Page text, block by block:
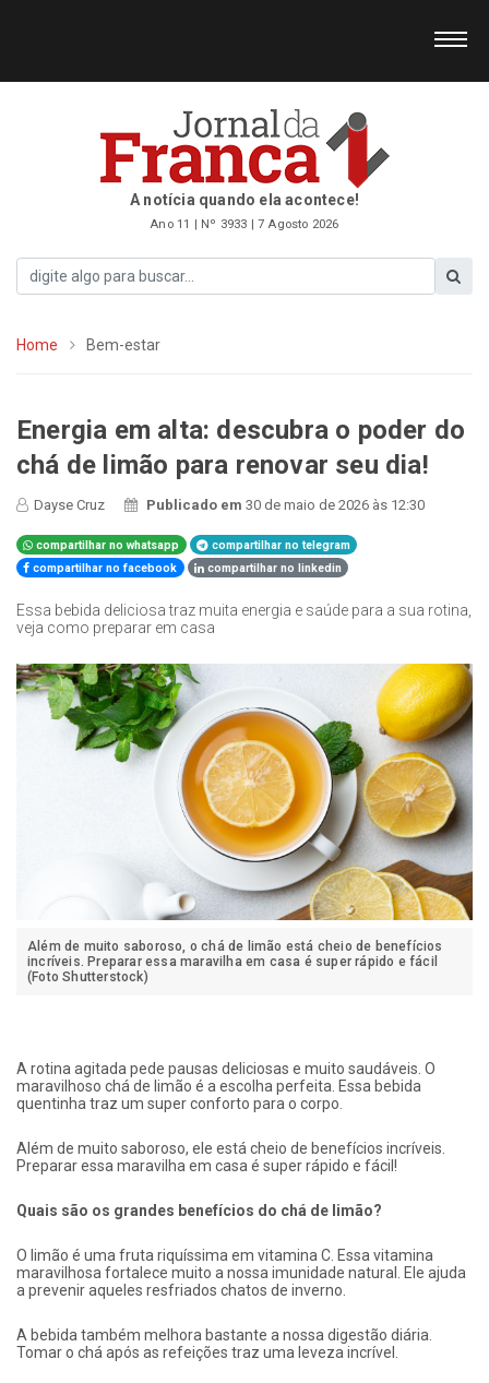
A notícia quando ela acontece!
Ano 11 | Nº 3933 | 7 Agosto 2026
Home Bem-estar
Energia em alta: descubra o poder do
chá de limão para renovar seu dia!
Dayse Cruz Publicado em30 de maio de 2026 às 12:30
compartilhar no whatsapp
compartilhar no telegram
compartilhar no facebook
compartilhar no linkedin
Essa bebida deliciosa traz muita energia e saúde para a sua rotina,
veja como preparar em casa
Além de muito saboroso, o chá de limão está cheio de benefícios
incríveis. Preparar essa maravilha em casa é super rápido e fácil
(Foto Shutterstock)
A rotina agitada pede pausas deliciosas e muito saudáveis. O
maravilhoso chá de limão é a escolha perfeita. Essa bebida
quentinha traz um super conforto para o corpo.
Além de muito saboroso, ele está cheio de benefícios incríveis.
Preparar essa maravilha em casa é super rápido e fácil!
Quais são os grandes benefícios do chá de limão?
O limão é uma fruta riquíssima em vitamina C. Essa vitamina
maravilhosa fortalece muito a nossa imunidade natural. Ele ajuda
a prevenir aqueles resfriados chatos de inverno.
A bebida também melhora bastante a nossa digestão diária.
Tomar o chá após as refeições traz uma leveza incrível.